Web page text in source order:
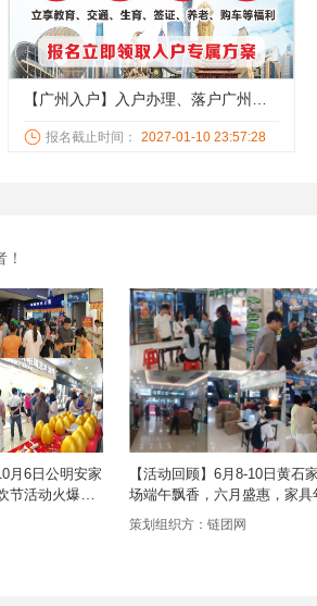
【广州入户】入户办理、落户广州、
免费定制入户方案！
报名截止时间： 2027-01-10 23:57:28
月6日公明安家
节活动火爆现
【活动回顾】6月8-10日黄石
场端午飘香，六月盛惠，家具
价活动圆满落幕！
策划组织方：链团网